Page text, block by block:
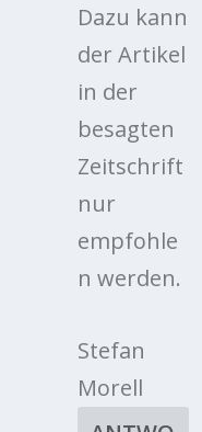
Dazu kann
der Artikel
in der
besagten
Zeitschrift
nur
empfohle
n werden.
Stefan
Morell